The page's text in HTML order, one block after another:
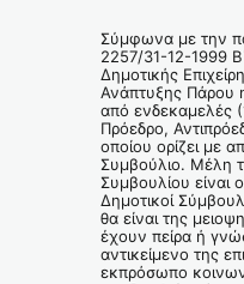
Σύμφωνα με την
2257/31-12-1999
Δημοτικής
Ανάπτυξης Πάρου η
από ενδεκαμελές
Πρόεδρο,
οποίου ορίζει με
Συμβούλιο. Μέλη
Συμβουλίου είναι
Δημοτικοί
θα είναι της
έχουν πείρα ή
αντικείμενο της
εκπρόσωπο